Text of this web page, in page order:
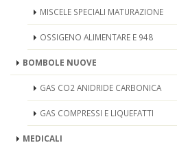
MISCELE SPECIALI MATURAZIONE
OSSIGENO ALIMENTARE E 948
BOMBOLE NUOVE
GAS CO2 ANIDRIDE CARBONICA
GAS COMPRESSI E LIQUEFATTI
MEDICALI